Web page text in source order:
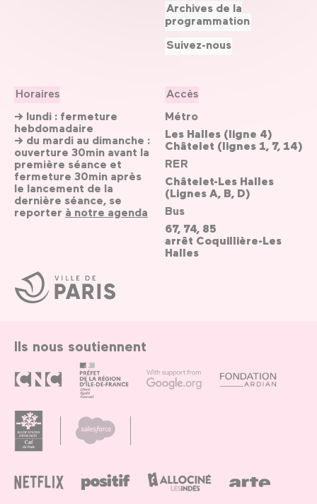
Ville
de
Paris
Horaires
→ lundi : fermeture
hebdomadaire
→ du mardi au dimanche :
ouverture 30min avant la
première séance et
fermeture 30min après
le lancement de la
dernière séance, se
reporter à notre agenda
Accès
Métro
Les Halles (ligne 4)
Châtelet (lignes 1, 7, 14)
RER
Châtelet-Les Halles
(Lignes A, B, D)
Bus
67, 74, 85
arrêt Coquillière-Les
Halles
Archives de la
programmation
Suivez-nous
Ils nous soutiennent